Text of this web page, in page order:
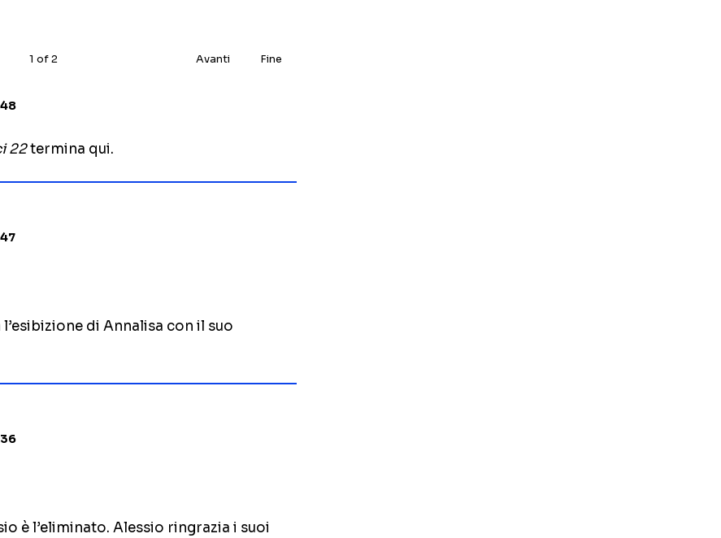
1 of2 Avanti Fine
22termina qui.
di Annalisa con il suo
è l’eliminato. Alessio ringrazia i suoi